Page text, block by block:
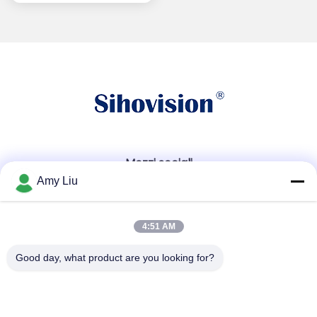
Mezzi sociali
Contatto rapido
Telefono
Amy Liu
4:51 AM
Good day, what product are you looking for?